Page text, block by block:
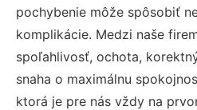
pochybenie môže spôsobiť
komplikácie. Medzi naše
spoľahlivosť, ochota,
snaha o maximálnu
ktorá je pre nás vždy na